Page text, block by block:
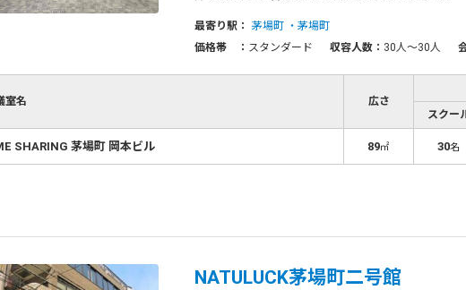
最寄り駅： 茅場町
茅場町
価格帯 ： スタンダード 収容人数： 30人〜30人
室名 広さ
スクー
SHARING 茅場町 岡本ビル 89㎡ 30名
NATULUCK茅場町二号館